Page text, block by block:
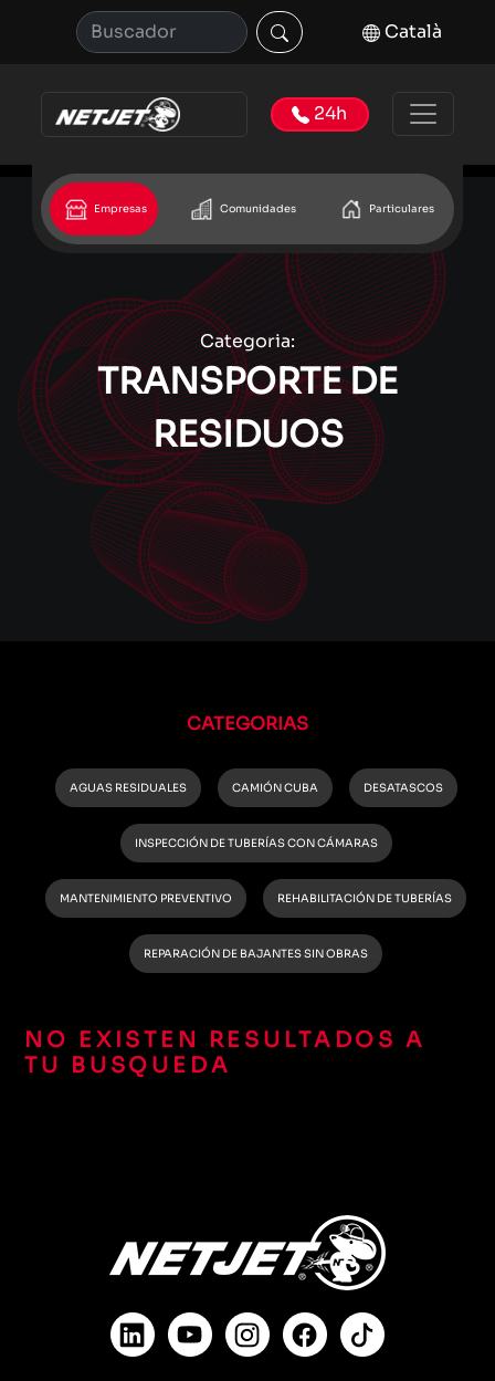
Català
24h
Empresas Comunidades Particulares
Categoria:
TRANSPORTE DE
RESIDUOS
CATEGORIAS
AGUAS RESIDUALES CAMIÓN CUBA DESATASCOS
INSPECCIÓN DE TUBERÍAS CON CÁMARAS
MANTENIMIENTO PREVENTIVO REHABILITACIÓN DE TUBERÍAS
REPARACIÓN DE BAJANTES SIN OBRAS
NO EXISTEN RESULTADOS A
TU BUSQUEDA